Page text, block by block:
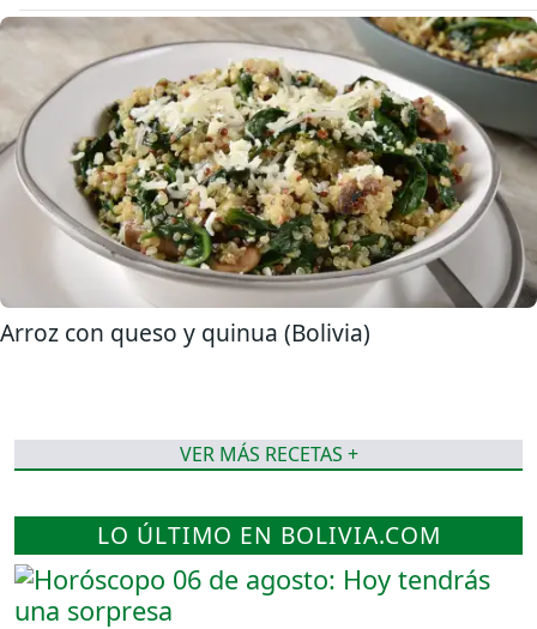
Arroz con queso y quinua (Bolivia)
VER MÁS RECETAS +
LO ÚLTIMO EN BOLIVIA.COM